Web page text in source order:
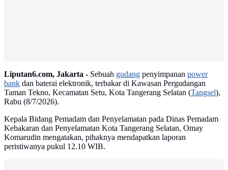
Liputan6.com, Jakarta - Sebuah gudang penyimpanan power
bank dan baterai elektronik, terbakar di Kawasan Pergudangan
Taman Tekno, Kecamatan Setu, Kota Tangerang Selatan (Tangsel),
Rabu (8/7/2026).
Kepala Bidang Pemadam dan Penyelamatan pada Dinas Pemadam
Kebakaran dan Penyelamatan Kota Tangerang Selatan, Omay
Komarudin mengatakan, pihaknya mendapatkan laporan
peristiwanya pukul 12.10 WIB.